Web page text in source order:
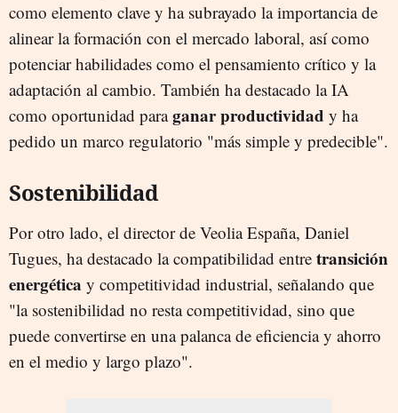
como elemento clave y ha subrayado la importancia de
alinear la formación con el mercado laboral, así como
potenciar habilidades como el pensamiento crítico y la
adaptación al cambio. También ha destacado la IA
como oportunidad paraganar productividad y ha
pedido un marco regulatorio "más simple y predecible".
Sostenibilidad
Por otro lado, el director de Veolia España, Daniel
Tugues, ha destacado la compatibilidad entre transición
energética y competitividad industrial, señalando que
"la sostenibilidad no resta competitividad, sino que
puede convertirse en una palanca de eficiencia y ahorro
en el medio y largo plazo".